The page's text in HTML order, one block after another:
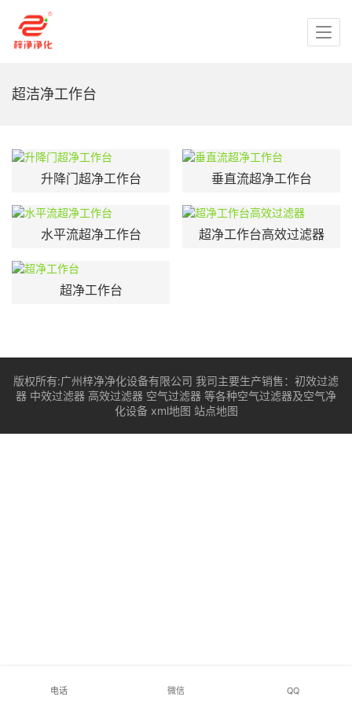
超洁净工作台
升降门超净工作台 垂直流超净工作台
水平流超净工作台 超净工作台高效过滤器
超净工作台
版权所有:广州梓净净化设备有限公司 我司主要生产销售： 初效过滤
器 中效过滤器 高效过滤器 空气过滤器 等各种空气过滤器及空气净
化设备 xml地图 站点地图
电话 微信 QQ